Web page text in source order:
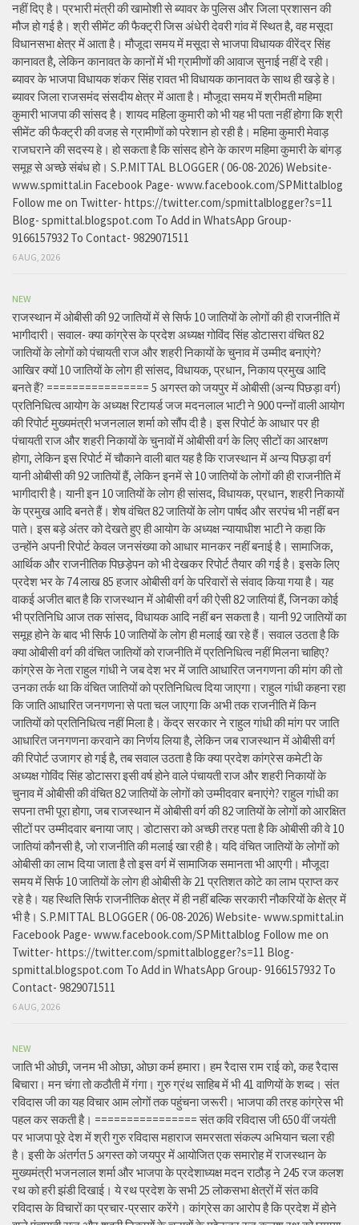
नहीं दिए है। प्रभारी मंत्री की खामोशी से ब्यावर के पुलिस और जिला प्रशासन की
मौज हो गई है। श्री सीमेंट की फैक्ट्री जिस अंधेरी देवरी गांव में स्थित है, वह मसूदा
विधानसभा क्षेत्र में आता है। मौजूदा समय में मसूदा से भाजपा विधायक वीरेंद्र सिंह
कानावत है, लेकिन कानावत के कानों में भी ग्रामीणों की आवाज सुनाई नहीं दे रही।
ब्यावर के भाजपा विधायक शंकर सिंह रावत भी विधायक कानावत के साथ ही खड़े हे।
ब्यावर जिला राजसमंद संसदीय क्षेत्र में आता है। मौजूदा समय में श्रीमती महिमा
कुमारी भाजपा की सांसद है। शायद महिला कुमारी को भी यह भी पता नहीं होगा कि श्री
सीमेंट की फैक्ट्री की वजह से ग्रामीणों को परेशान हो रही है। महिमा कुमारी मेवाड़
राजघराने की सदस्य हे। हो सकता है कि सांसद होने के कारण महिमा कुमारी के बांगड़
समूह से अच्छे संबंध हो। S.P.MITTAL BLOGGER ( 06-08-2026) Website-
www.spmittal.in Facebook Page- www.facebook.com/SPMittalblog
Follow me on Twitter- https://twitter.com/spmittalblogger?s=11
Blog- spmittal.blogspot.com To Add in WhatsApp Group-
9166157932 To Contact- 9829071511
6 AUG, 2026
NEW
राजस्थान में ओबीसी की 92 जातियों में से सिर्फ 10 जातियों के लोगों की ही राजनीति में
भागीदारी। सवाल- क्या कांग्रेस के प्रदेश अध्यक्ष गोविंद सिंह डोटासरा वंचित 82
जातियों के लोगों को पंचायती राज और शहरी निकायों के चुनाव में उम्मीद बनाएंगे?
आखिर क्यों 10 जातियों के लोग ही सांसद, विधायक, प्रधान, निकाय प्रमुख आदि
बनते हैं? ================ 5 अगस्त को जयपुर में ओबीसी (अन्य पिछड़ा वर्ग)
प्रतिनिधित्व आयोग के अध्यक्ष रिटायर्ड जज मदनलाल भाटी ने 900 पन्नों वाली आयोग
की रिपोर्ट मुख्यमंत्री भजनलाल शर्मा को सौंप दी है। इस रिपोर्ट के आधार पर ही
पंचायती राज और शहरी निकायों के चुनावों में ओबीसी वर्ग के लिए सीटों का आरक्षण
होगा, लेकिन इस रिपोर्ट में चौकाने वाली बात यह है कि राजस्थान में अन्य पिछड़ा वर्ग
यानी ओबीसी की 92 जातियों हैं, लेकिन इनमें से 10 जातियों के लोगों की ही राजनीति में
भागीदारी है। यानी इन 10 जातियों के लोग ही सांसद, विधायक, प्रधान, शहरी निकायों
के प्रमुख आदि बनते हैं। शेष वंचित 82 जातियों के लोग पार्षद और सरपंच भी नहीं बन
पाते। इस बड़े अंतर को देखते हुए ही आयोग के अध्यक्ष न्यायाधीश भाटी ने कहा कि
उन्होंने अपनी रिपोर्ट केवल जनसंख्या को आधार मानकर नहीं बनाई है। सामाजिक,
आर्थिक और राजनीतिक पिछड़ेपन को भी देखकर रिपोर्ट तैयार की गई है। इसके लिए
प्रदेश भर के 74 लाख 85 हजार ओबीसी वर्ग के परिवारों से संवाद किया गया है। यह
वाकई अजीत बात है कि राजस्थान में ओबीसी वर्ग की ऐसी 82 जातियां हैं, जिनका कोई
भी प्रतिनिधि आज तक सांसद, विधायक आदि नहीं बन सकता है। यानी 92 जातियों का
समूह होने के बाद भी सिर्फ 10 जातियों के लोग ही मलाई खा रहे हैं। सवाल उठता है कि
क्या ओबीसी वर्ग की वंचित जातियों को राजनीति में प्रतिनिधित्व नहीं मिलना चाहिए?
कांग्रेस के नेता राहुल गांधी ने जब देश भर में जाति आधारित जनगणना की मांग की तो
उनका तर्क था कि वंचित जातियों को प्रतिनिधित्व दिया जाएगा। राहुल गांधी कहना रहा
कि जाति आधारित जनगणना से पता चल जाएगा कि अभी तक राजनीति में किन
जातियों को प्रतिनिधित्व नहीं मिला है। केंद्र सरकार ने राहुल गांधी की मांग पर जाति
आधारित जनगणना करवाने का निर्णय लिया है, लेकिन जब राजस्थान में ओबीसी वर्ग
की रिपोर्ट उजागर हो गई है, तब सवाल उठता है कि क्या प्रदेश कांग्रेस कमेटी के
अध्यक्ष गोविंद सिंह डोटासरा इसी वर्ष होने वाले पंचायती राज और शहरी निकायों के
चुनाव में ओबीसी की वंचित 82 जातियों के लोगों को उम्मीदवार बनाएंगे? राहुल गांधी का
सपना तभी पूरा होगा, जब राजस्थान में ओबीसी वर्ग की 82 जातियों के लोगों को आरक्षित
सीटों पर उम्मीदवार बनाया जाए। डोटासरा को अच्छी तरह पता है कि ओबीसी की वे 10
जातियां कौनसी है, जो राजनीति की मलाई खा रही है। यदि वंचित जातियों के लोगों को
ओबीसी का लाभ दिया जाता है तो इस वर्ग में सामाजिक समानता भी आएगी। मौजूदा
समय में सिर्फ 10 जातियों के लोग ही ओबीसी के 21 प्रतिशत कोटे का लाभ प्राप्त कर
रहे है। यह स्थिति सिर्फ राजनीतिक क्षेत्र में ही नहीं बल्कि सरकारी नौकरियों के क्षेत्र में
भी है। S.P.MITTAL BLOGGER ( 06-08-2026) Website- www.spmittal.in
Facebook Page- www.facebook.com/SPMittalblog Follow me on
Twitter- https://twitter.com/spmittalblogger?s=11 Blog-
spmittal.blogspot.com To Add in WhatsApp Group- 9166157932 To
Contact- 9829071511
6 AUG, 2026
NEW
जाति भी ओछी, जनम भी ओछा, ओछा कर्म हमारा। हम रैदास राम राई को, कह रैदास
बिचारा। मन चंगा तो कठौती में गंगा। गुरु ग्रंथ साहिब में भी 41 वाणियों के शब्द। संत
रविदास जी का यह विचार आम लोगों तक पहुंचना जरूरी। भाजपा की तरह कांग्रेस भी
पहल कर सकती है। ================ संत कवि रविदास जी 650 वीं जयंती
पर भाजपा पूरे देश में श्री गुरु रविदास महाराज समरसता संकल्प अभियान चला रही
है। इसी के अंतर्गत 5 अगस्त को जयपुर में आयोजित एक समारोह में राजस्थान के
मुख्यमंत्री भजनलाल शर्मा और भाजपा के प्रदेशाध्यक्ष मदन राठौड़ ने 245 रज कलश
रथ को हरी झंडी दिखाई। ये रथ प्रदेश के सभी 25 लोकसभा क्षेत्रों में संत कवि
रविदास के विचारों का प्रचार-प्रसार करेंगे। कांग्रेस का आरोप है कि प्रदेश में होने